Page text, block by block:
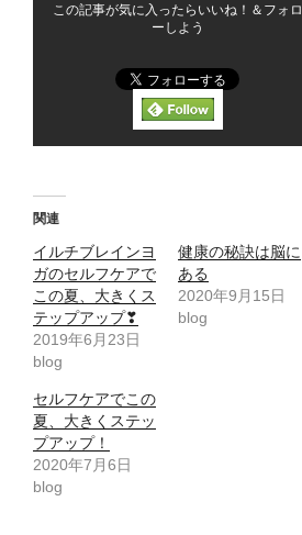
この記事が気に入ったらいいね！＆フォロ
ーしよう
関連
イルチブレインヨ
ガのセルフケアで
この夏、大きくス
テップアップ❣
2019年6月23日
blog
健康の秘訣は脳に
ある
2020年9月15日
blog
セルフケアでこの
夏、大きくステッ
プアップ！
2020年7月6日
blog